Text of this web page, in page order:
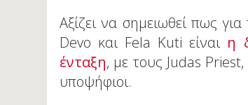
Αξίζει να σημειωθεί πως
Devo και Fela Kuti είναιη
ένταξη, με τους Judas
υποψήφιοι.